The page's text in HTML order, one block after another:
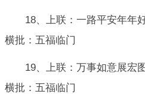
18、上联：一路平安年年
横批：五福临门
19、上联：万事如意展宏
横批：五福临门